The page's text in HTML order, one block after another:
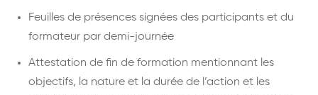
Feuilles de présences signées des participants et du
formateur par demi-journée
Attestation de fin de formation mentionnant les
objectifs, la nature et la durée de l’action et les